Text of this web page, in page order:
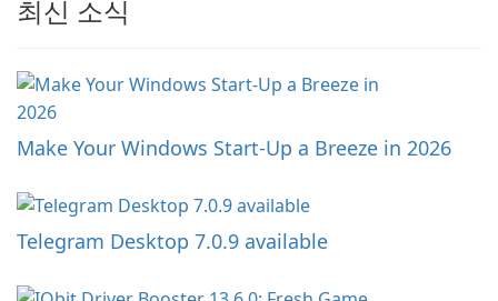
최신 소식
Make Your Windows Start-Up a Breeze in 2026
Telegram Desktop 7.0.9 available